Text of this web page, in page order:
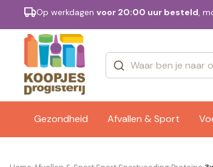
Op werkdagen voor 20:00 uur besteld,
Gezondheid Afvallen & Sport
Merken